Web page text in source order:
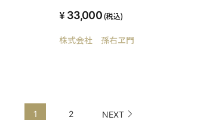
33,000(税込)
株式会社 孫右ヱ門
1 2 NEXT